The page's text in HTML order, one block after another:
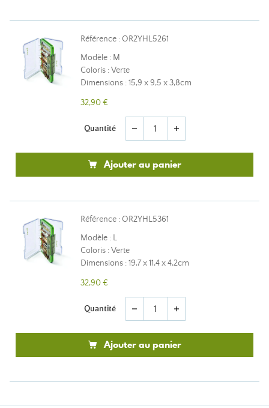
Référence : OR2YHL5261
Modèle : M
Coloris : Verte
Dimensions : 15,9 x 9,5 x 3,8cm
32,90 €
Quantité remove add
Ajouter au panier
Référence : OR2YHL5361
Modèle : L
Coloris : Verte
Dimensions : 19,7 x 11,4 x 4,2cm
32,90 €
Quantité remove add
Ajouter au panier